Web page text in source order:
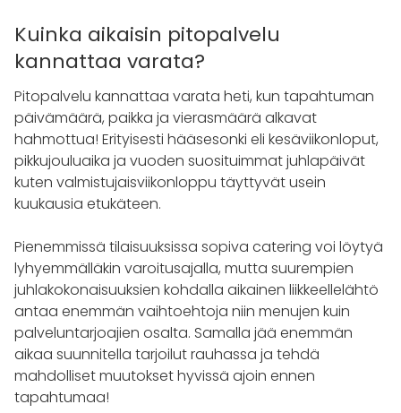
Kuinka aikaisin pitopalvelu
kannattaa varata?
Pitopalvelu kannattaa varata heti, kun tapahtuman
päivämäärä, paikka ja vierasmäärä alkavat
hahmottua! Erityisesti hääsesonki eli kesäviikonloput,
pikkujouluaika ja vuoden suosituimmat juhlapäivät
kuten valmistujaisviikonloppu täyttyvät usein
kuukausia etukäteen.
Pienemmissä tilaisuuksissa sopiva catering voi löytyä
lyhyemmälläkin varoitusajalla, mutta suurempien
juhlakokonaisuuksien kohdalla aikainen liikkeellelähtö
antaa enemmän vaihtoehtoja niin menujen kuin
palveluntarjoajien osalta. Samalla jää enemmän
aikaa suunnitella tarjoilut rauhassa ja tehdä
mahdolliset muutokset hyvissä ajoin ennen
tapahtumaa!